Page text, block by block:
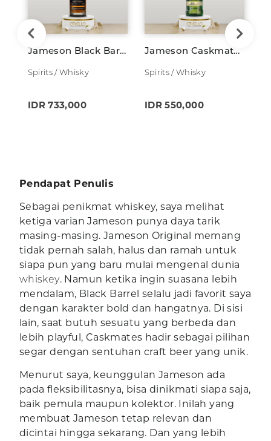
Jameson Black Barrel 700ml
Spirits / Whisky
IDR 733,000
Jameson Caskmates Stout Edition 700ml
Spirits / Whisky
IDR 550,000
Pendapat Penulis
Sebagai penikmat whiskey, saya melihat
ketiga varian Jameson punya daya tarik
masing-masing. Jameson Original memang
tidak pernah salah, halus dan ramah untuk
siapa pun yang baru mulai mengenal dunia
whiskey. Namun ketika ingin suasana lebih
mendalam, Black Barrel selalu jadi favorit saya
dengan karakter bold dan hangatnya. Di sisi
lain, saat butuh sesuatu yang berbeda dan
lebih playful, Caskmates hadir sebagai pilihan
segar dengan sentuhan craft beer yang unik.
Menurut saya, keunggulan Jameson ada
pada fleksibilitasnya, bisa dinikmati siapa saja,
baik pemula maupun kolektor. Inilah yang
membuat Jameson tetap relevan dan
dicintai hingga sekarang. Dan yang lebih